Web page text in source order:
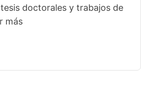
doctorales y trabajos de
más